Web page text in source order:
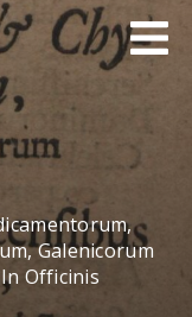
Galenicorum
Officinis